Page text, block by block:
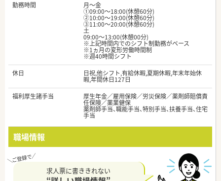
勤務時間
月～金
①09:00～18:00(休憩60分)
②10:00～19:00(休憩60分)
③11:00～20:00(休憩60分)
土
09:00～13:00(休憩00分)
※上記時間内でのシフト制勤務がベース
※1ヵ月の変形労働時間制
※週40時間シフト
休日
日祝,他シフト,有給休暇,夏期休暇,年末年始休
暇,年間休日127日
福利厚生諸手当
厚生年金／雇用保険／労災保険／薬剤師賠償責
任保険／薬業健保
薬剤師手当、職能手当、特別手当、扶養手当、住宅
手当
職場情報
求人票に書ききれない